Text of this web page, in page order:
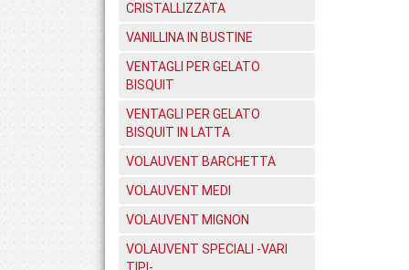
CRISTALLIZZATA
VANILLINA IN BUSTINE
VENTAGLI PER GELATO
BISQUIT
VENTAGLI PER GELATO
BISQUIT IN LATTA
VOLAUVENT BARCHETTA
VOLAUVENT MEDI
VOLAUVENT MIGNON
VOLAUVENT SPECIALI -VARI